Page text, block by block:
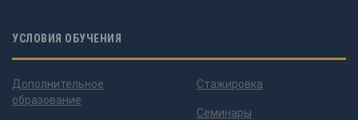
УСЛОВИЯ ОБУЧЕНИЯ
Дополнительное
образование
Стажировка
Семинары